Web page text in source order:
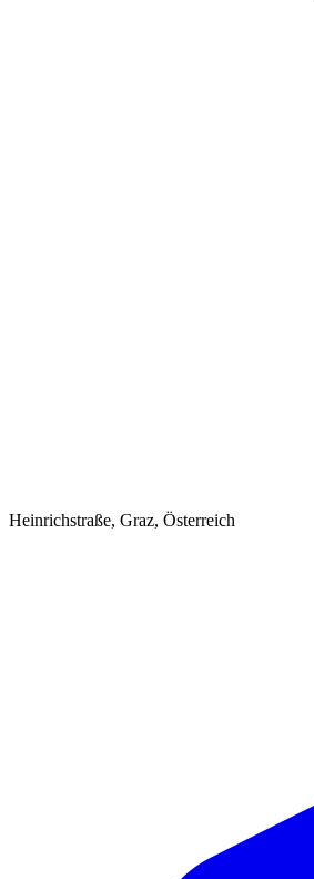
Heinrichstraße, Graz, Österreich